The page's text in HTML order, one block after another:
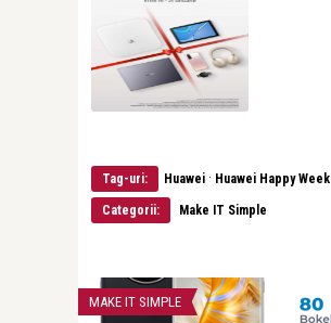
Tag-uri: Huawei · Huawei Happy Week
Categorii: Make IT Simple
MAKE IT SIMPLE